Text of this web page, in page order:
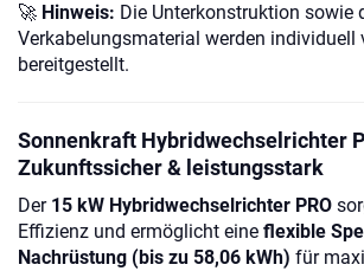
🚀 Hinweis: Die Unterkonstruktion sowie
Verkabelungsmaterial werden individuell
bereitgestellt.
Sonnenkraft Hybridwechselrichter
Zukunftssicher & leistungsstark
Der 15 kW Hybridwechselrichter PRO
Effizienz und ermöglicht eine flexible
Nachrüstung (bis zu 58,06 kWh) für